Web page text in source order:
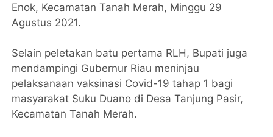
Enok, Kecamatan Tanah Merah, Minggu 29
Agustus 2021.
Selain peletakan batu pertama RLH, Bupati juga
mendampingi Gubernur Riau meninjau
pelaksanaan vaksinasi Covid-19 tahap 1 bagi
masyarakat Suku Duano di Desa Tanjung Pasir,
Kecamatan Tanah Merah.